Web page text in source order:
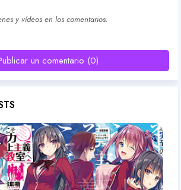
y vídeos en los comentarios.
un comentario (0)